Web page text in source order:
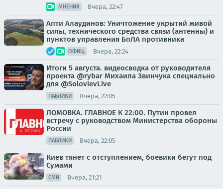
МНЕНИЯ Вчера, 22:47
Апти Алаудинов: Уничтожение укрытий живой
силы, технического средства связи (антенны) и
пунктов управления БпЛА противника
ОФИЦ. Вчера, 22:24
Итоги 5 августа. видеосводка от руководителя
проекта @rybar Михаила Звинчука специально
для @SolovievLive
ПАБЛИКИ Вчера, 22:05
ЛОМОВКА. ГЛАВНОЕ К 22:00. Путин провел
встречу с руководством Министерства обороны
России
ПАБЛИКИ Вчера, 22:05
Киев тянет с отступлением, боевики бегут под
Сумами
СМИ Вчера, 21:21